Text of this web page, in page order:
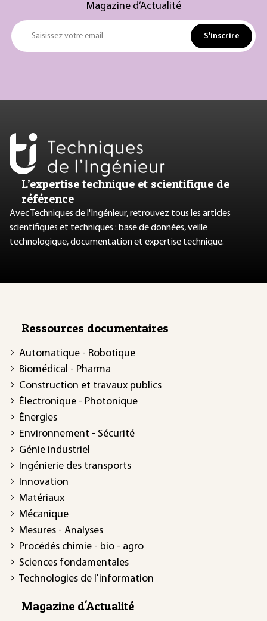
Magazine d’Actualité
Saisissez votre email S'inscrire
L’expertise technique et scientifique de
référence
Avec Techniques de l'Ingénieur, retrouvez tous les articles
scientifiques et techniques : base de données, veille
technologique, documentation et expertise technique.
Ressources documentaires
Automatique - Robotique
Biomédical - Pharma
Construction et travaux publics
Électronique - Photonique
Énergies
Environnement - Sécurité
Génie industriel
Ingénierie des transports
Innovation
Matériaux
Mécanique
Mesures - Analyses
Procédés chimie - bio - agro
Sciences fondamentales
Technologies de l'information
Magazine d'Actualité